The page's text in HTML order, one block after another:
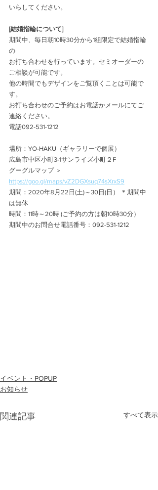
いらしてください。
[結婚指輪について]
期間中、毎日朝10時30分から1組限定で結婚指輪
の
お打ち合わせを行っています。セミオーダーの
ご相談が可能です。
他の時間でもデザインをご覧頂くことは可能で
す。
お打ち合わせのご予約はお電話かメールにてご
連絡ください。
電話092-531-1212
場所：YO-HAKU（ギャラリーで個展）
広島市中区小町3-1サンライズ小町２F
グーグルマップ ＞
https://goo.gl/maps/vZ2DGXsuq74sXrxS9
期間：2020年8月22日(土)～30日(日） ＊期間中
は無休
時間：11時～20時 (ご予約の方は朝10時30分）
期間中のお問合せ電話番号：092-531-1212
イベント・POPUP
お知らせ
関連記事 すべて表示